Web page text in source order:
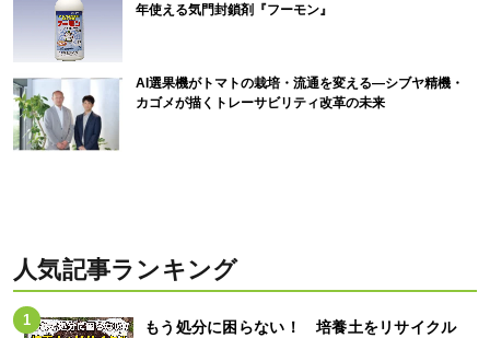
年使える気門封鎖剤『フーモン』
AI選果機がトマトの栽培・流通を変える―シブヤ精機・
カゴメが描くトレーサビリティ改革の未来
人気記事ランキング
もう処分に困らない！ 培養土をリサイクル